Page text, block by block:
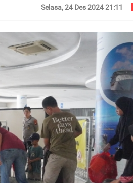
Selasa, 24 Des 2024 21:11